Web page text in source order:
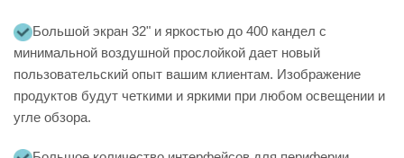
Большой экран 32" и яркостью до 400 кандел с
минимальной воздушной прослойкой дает новый
пользовательский опыт вашим клиентам. Изображение
продуктов будут четкими и яркими при любом освещении и
угле обзора.